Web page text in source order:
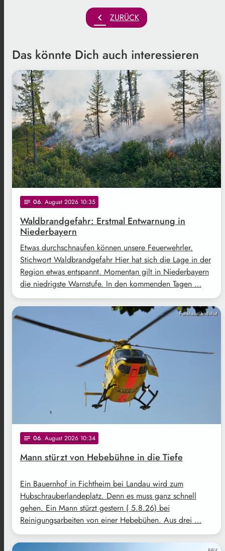
chevron_left ZURÜCK
Das könnte Dich auch interessieren
Freepik
notes 06. August 2026 10:35
Waldbrandgefahr: Erstmal Entwarnung in
Niederbayern
Etwas durchschnaufen können unsere Feuerwehrler.
Stichwort Waldbrandgefahr Hier hat sich die Lage in der
Region etwas entspannt. Momentan gilt in Niederbayern
die niedrigste Warnstufe. In den kommenden Tagen …
FunkhausLandshut
notes 06. August 2026 10:34
Mann stürzt von Hebebühne in die Tiefe
Ein Bauernhof in Fichtheim bei Landau wird zum
Hubschrauberlandeplatz. Denn es muss ganz schnell
gehen. Ein Mann stürzt gestern ( 5.8.26) bei
Reinigungsarbeiten von einer Hebebühen. Aus drei …